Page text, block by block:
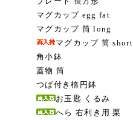
マグカップ egg fat
マグカップ 筒 long
マグカップ 筒 short
角小鉢
蓋物 筒
つば付き楕円鉢
お玉匙 くるみ
へら 右利き用 栗